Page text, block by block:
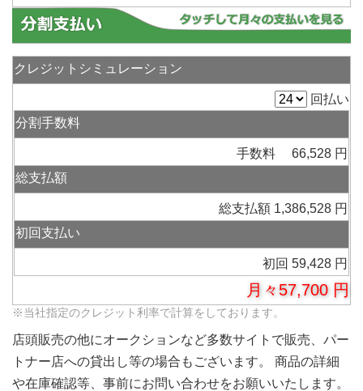
クレジットシミュレーション
回払い
分割手数料
手数料 66,528 円
総支払額
総支払額 1,386,528 円
初回支払い
初回 59,428 円
月々57,700 円
※当社指定のクレジット利率で計算をしております。
店頭販売の他にオークションなど多数サイトで販売、パー
トナー店への貸出し等の場合もございます。 商品の詳細
や在庫確認等、事前にお問い合わせをお願いいたします。